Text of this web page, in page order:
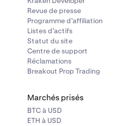
Revue de presse
Programme d’affiliation
Listes d’actifs
Statut du site
Centre de support
Réclamations
Breakout Prop Trading
Marchés prisés
BTC à USD
ETH à USD